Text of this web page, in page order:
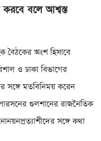
বলে আশ্বস্ত
বৈঠকের অংশ হিসাবে
ও ঢাকা বিভাগের
সঙ্গে মতবিনিময় করেন
গুলশানের রাজনৈতিক
সঙ্গে কথা